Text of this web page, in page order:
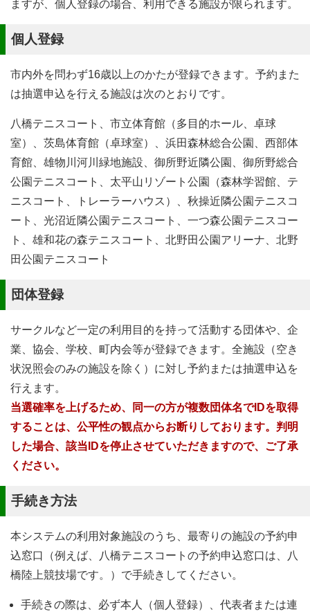
ますが、個人登録の場合、利用できる施設が限られます。
個人登録
市内外を問わず16歳以上のかたが登録できます。予約また
は抽選申込を行える施設は次のとおりです。
八橋テニスコート、市立体育館（多目的ホール、卓球
室）、茨島体育館（卓球室）、浜田森林総合公園、西部体
育館、雄物川河川緑地施設、御所野近隣公園、御所野総合
公園テニスコート、太平山リゾート公園（森林学習館、テ
ニスコート、トレーラーハウス）、秋操近隣公園テニスコ
ート、光沼近隣公園テニスコート、一つ森公園テニスコー
ト、雄和花の森テニスコート、北野田公園アリーナ、北野
田公園テニスコート
団体登録
サークルなど一定の利用目的を持って活動する団体や、企
業、協会、学校、町内会等が登録できます。全施設（空き
状況照会のみの施設を除く）に対し予約または抽選申込を
行えます。
当選確率を上げるため、同一の方が複数団体名でIDを取得
することは、公平性の観点からお断りしております。判明
した場合、該当IDを停止させていただきますので、ご了承
ください。
手続き方法
本システムの利用対象施設のうち、最寄りの施設の予約申
込窓口（例えば、八橋テニスコートの予約申込窓口は、八
橋陸上競技場です。）で手続きしてください。
手続きの際は、必ず本人（個人登録）、代表者または連